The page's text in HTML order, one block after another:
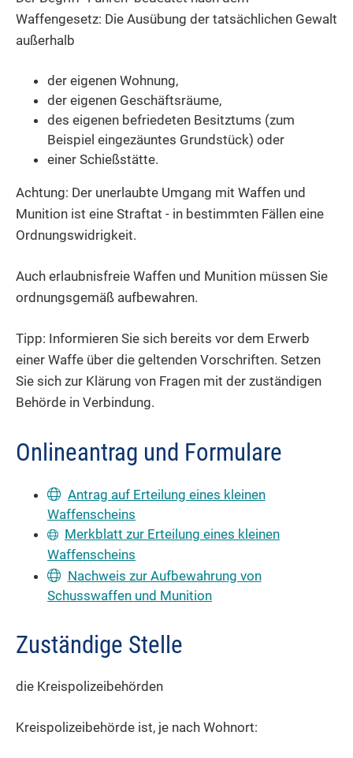
Waffengesetz: Die Ausübung der tatsächlichen Gewalt
außerhalb
der eigenen Wohnung,
der eigenen Geschäftsräume,
des eigenen befriedeten Besitztums (zum
Beispiel eingezäuntes Grundstück) oder
einer Schießstätte.
Achtung: Der unerlaubte Umgang mit Waffen und
Munition ist eine Straftat - in bestimmten Fällen eine
Ordnungswidrigkeit.
Auch erlaubnisfreie Waffen und Munition müssen Sie
ordnungsgemäß aufbewahren.
Tipp: Informieren Sie sich bereits vor dem Erwerb
einer Waffe über die geltenden Vorschriften. Setzen
Sie sich zur Klärung von Fragen mit der zuständigen
Behörde in Verbindung.
Onlineantrag und Formulare
Antrag auf Erteilung eines kleinen
Waffenscheins
Merkblatt zur Erteilung eines kleinen
Waffenscheins
Nachweis zur Aufbewahrung von
Schusswaffen und Munition
Zuständige Stelle
die Kreispolizeibehörden
Kreispolizeibehörde ist, je nach Wohnort: